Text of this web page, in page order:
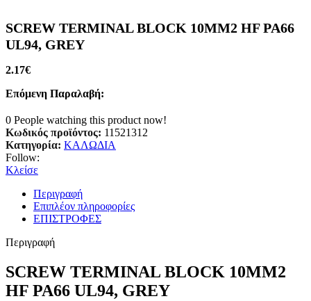
SCREW TERMINAL BLOCK 10MM2 HF PA66
UL94, GREY
2.17€
Επόμενη Παραλαβή:
0 People watching this product now!
Κωδικός προϊόντος: 11521312
Κατηγορία: ΚΑΛΩΔΙΑ
Follow:
Κλείσε
Περιγραφή
Επιπλέον πληροφορίες
ΕΠΙΣΤΡΟΦΕΣ
Περιγραφή
SCREW TERMINAL BLOCK 10MM2
HF PA66 UL94, GREY